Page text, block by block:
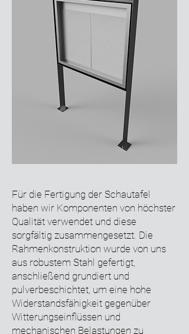
Für die Fertigung der Schautafel
haben wir Komponenten von höchster
Qualität verwendet und diese
sorgfältig zusammengesetzt. Die
Rahmenkonstruktion wurde von uns
aus robustem Stahl gefertigt,
anschließend grundiert und
pulverbeschichtet, um eine hohe
Widerstandsfähigkeit gegenüber
Witterungseinflüssen und
mechanischen Belastungen zu